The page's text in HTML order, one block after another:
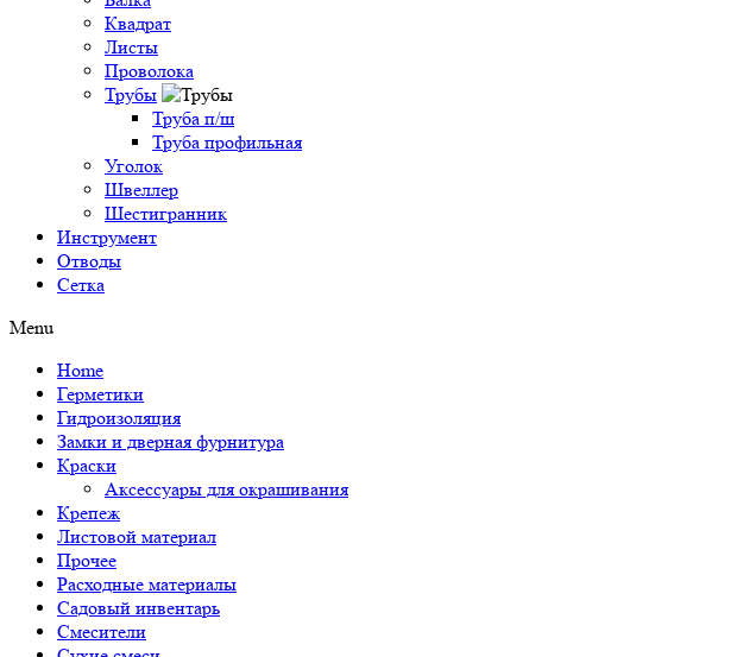
Квадрат
Листы
Проволока
Трубы
Труба п/ш
Труба профильная
Уголок
Швеллер
Шестигранник
Инструмент
Отводы
Сетка
Menu
Home
Герметики
Гидроизоляция
Замки и дверная фурнитура
Краски
Аксессуары для окрашивания
Крепеж
Листовой материал
Прочее
Расходные материалы
Садовый инвентарь
Смесители